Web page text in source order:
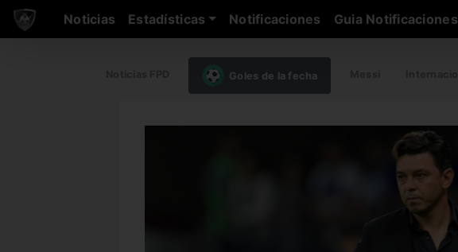
Noticias Estadísticas Notificaciones Guia Notificaciones
Goles de la fecha